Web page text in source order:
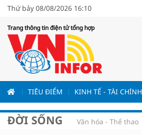
Thứ bảy 08/08/2026 16:10
Trang thông tin điện tử tổng hợp
TIÊU ĐIỂM KINH TẾ - TÀI CHÍNH
ĐỜI SỐNG Văn hóa - Thể thao